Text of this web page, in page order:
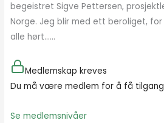
begeistret Sigve Pettersen,
Norge. Jeg blir med ett beroliget,
alle hørt…...
Medlemskap kreves
Du må være medlem for å få
Se medlemsnivåer